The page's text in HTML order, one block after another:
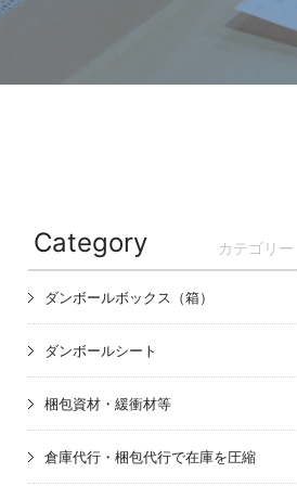
Category カテゴリー
ダンボールボックス（箱）
ダンボールシート
梱包資材・緩衝材等
倉庫代行・梱包代行で在庫を圧縮